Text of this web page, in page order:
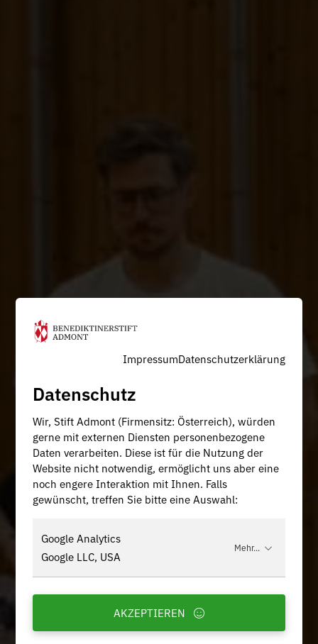
ImpressumDatenschutzerklärung
Datenschutz
Wir, Stift Admont (Firmensitz: Österreich), würden
gerne mit externen Diensten personenbezogene
Daten verarbeiten. Diese ist für die Nutzung der
Website nicht notwendig, ermöglicht uns aber eine
noch engere Interaktion mit Ihnen. Falls
gewünscht, treffen Sie bitte eine Auswahl:
Google Analytics
Google LLC, USA
Mehr...
AKZEPTIEREN